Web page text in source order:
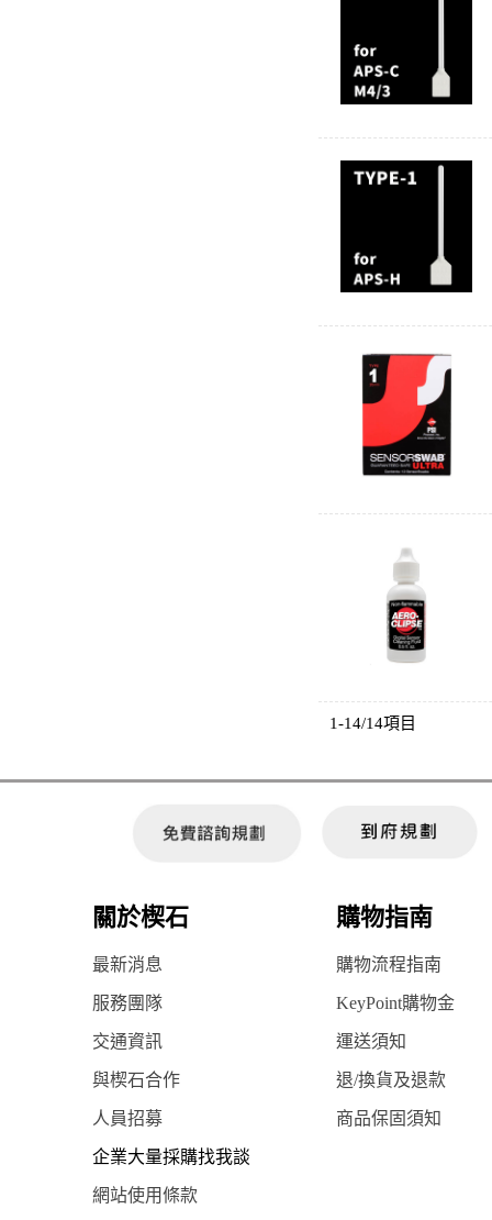
1-14/14項目
關於楔石 購物指南
最新消息 購物流程指南
服務團隊 KeyPoint購物金
交通資訊 運送須知
與楔石合作 退/換貨及退款
人員招募 商品保固須知
企業大量採購找我談
網站使用條款